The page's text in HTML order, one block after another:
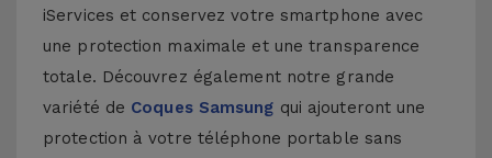
iServices et conservez votre smartphone avec
une protection maximale et une transparence
totale. Découvrez également notre grande
variété de Coques Samsung qui ajouteront une
protection à votre téléphone portable sans